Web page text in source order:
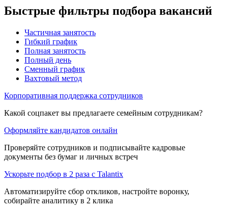
Быстрые фильтры подбора вакансий
Частичная занятость
Гибкий график
Полная занятость
Полный день
Сменный график
Вахтовый метод
Корпоративная поддержка сотрудников
Какой соцпакет вы предлагаете семейным сотрудникам?
Оформляйте кандидатов онлайн
Проверяйте сотрудников и подписывайте кадровые
документы без бумаг и личных встреч
Ускорьте подбор в 2 раза с Talantix
Автоматизируйте сбор откликов, настройте воронку,
собирайте аналитику в 2 клика